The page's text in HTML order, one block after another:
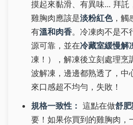
摸起來黏滑、有異味... 拜託
雞胸肉應該是淡粉紅色，觸
有溫和肉香。冷凍肉不是不
源可靠，並在冷藏室緩慢解
凍！），解凍後立刻處理烹
波解凍，邊邊都熟透了，中
來口感超不均勻，失敗！
規格一致性： 這點在做舒
要！如果你買到的雞胸肉，